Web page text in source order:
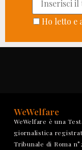
Ho letto e
WeWelfare
WeWelfare è una
giornalistica
Tribunale di Roma